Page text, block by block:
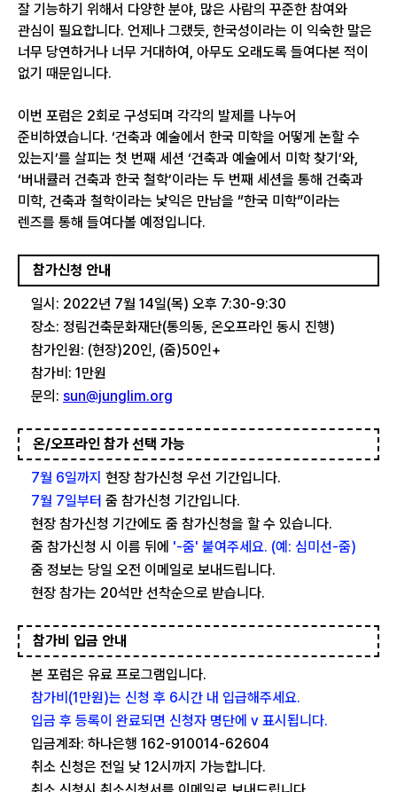
잘 기능하기 위해서 다양한 분야, 많은 사람의 꾸준한 참여와
관심이 필요합니다. 언제나 그랬듯, 한국성이라는 이 익숙한 말은
너무 당연하거나 너무 거대하여, 아무도 오래도록 들여다본 적이
없기 때문입니다.
이번 포럼은 2회로 구성되며 각각의 발제를 나누어
준비하였습니다. ‘건축과 예술에서 한국 미학을 어떻게 논할 수
있는지’를 살피는 첫 번째 세션 ‘건축과 예술에서 미학 찾기’와,
‘버내큘러 건축과 한국 철학’이라는 두 번째 세션을 통해 건축과
미학, 건축과 철학이라는 낯익은 만남을 “한국 미학”이라는
렌즈를 통해 들여다볼 예정입니다.
참가신청 안내
일시: 2022년 7월 14일(목) 오후 7:30-9:30
장소: 정림건축문화재단(통의동, 온오프라인 동시 진행)
참가인원: (현장)20인, (줌)50인+
참가비: 1만원
문의: sun@junglim.org
온/오프라인 참가 선택 가능
7월 6일까지 현장 참가신청 우선 기간입니다.
7월 7일부터 줌 참가신청 기간입니다.
현장 참가신청 기간에도 줌 참가신청을 할 수 있습니다.
줌 참가신청 시 이름 뒤에 '-줌' 붙여주세요. (예: 심미선-줌)
줌 정보는 당일 오전 이메일로 보내드립니다.
현장 참가는 20석만 선착순으로 받습니다.
참가비 입금 안내
본 포럼은 유료 프로그램입니다.
참가비(1만원)는 신청 후 6시간 내 입급해주세요.
입금 후 등록이 완료되면 신청자 명단에 v 표시됩니다.
입금계좌: 하나은행 162-910014-62604
취소 신청은 전일 낮 12시까지 가능합니다.